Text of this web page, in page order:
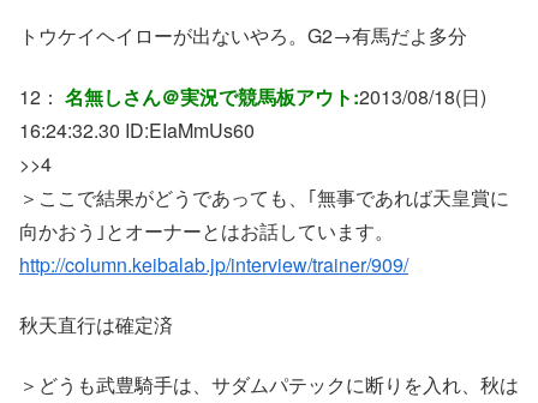
トウケイヘイローが出ないやろ。G2→有馬だよ多分
12： 名無しさん＠実況で競馬板アウト:2013/08/18(日)
16:24:32.30 ID:EIaMmUs60
>>4
＞ここで結果がどうであっても、｢無事であれば天皇賞に
向かおう｣とオーナーとはお話しています。
http://column.keibalab.jp/interview/trainer/909/
秋天直行は確定済
＞どうも武豊騎手は、サダムパテックに断りを入れ、秋は